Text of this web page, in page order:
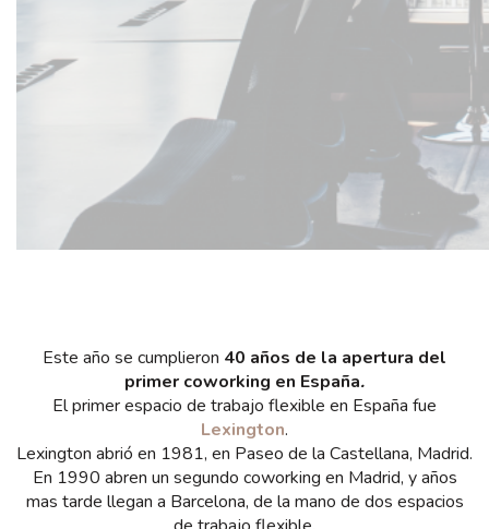
Este año se cumplieron 40 años de la apertura del
primer coworking en España.
El primer espacio de trabajo flexible en España fue
Lexington.
Lexington abrió en 1981, en Paseo de la Castellana, Madrid.
En 1990 abren un segundo coworking en Madrid, y años
mas tarde llegan a Barcelona, de la mano de dos espacios